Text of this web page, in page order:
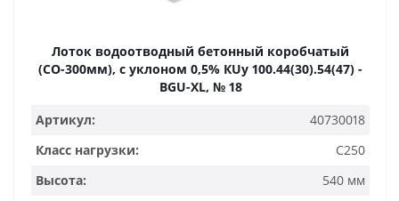
Лоток водоотводный бетонный коробчатый
(СО-300мм), с уклоном 0,5% КUу 100.44(30).54(47) -
BGU-XL, № 18
Артикул:
40730018
Класс нагрузки:
C250
Высота:
540 мм